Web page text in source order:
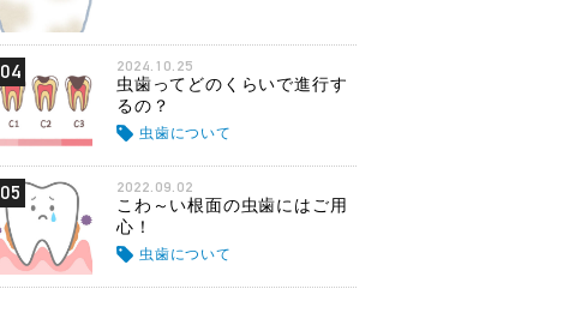
04 2024.10.25
虫歯ってどのくらいで進行す
るの？
虫歯について
05 2022.09.02
こわ～い根面の虫歯にはご用
心！
虫歯について